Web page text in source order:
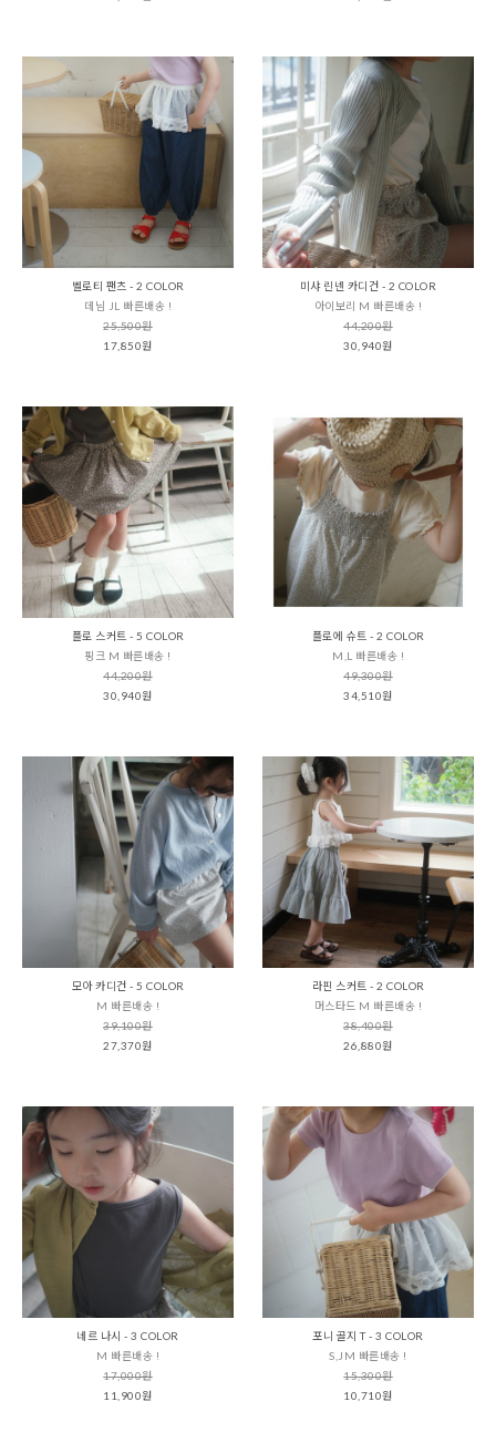
벨로티 팬츠 - 2 COLOR
데님 JL 빠른배송 !
25,500원
17,850원
미샤 린넨 카디건 - 2 COLOR
아이보리 M 빠른배송 !
44,200원
30,940원
플로 스커트 - 5 COLOR
핑크 M 빠른배송 !
44,200원
30,940원
플로에 슈트 - 2 COLOR
M,L 빠른배송 !
49,300원
34,510원
모아 카디건 - 5 COLOR
M 빠른배송 !
39,100원
27,370원
라핀 스커트 - 2 COLOR
머스타드 M 빠른배송 !
38,400원
26,880원
네르 나시 - 3 COLOR
M 빠른배송 !
17,000원
11,900원
포니 골지 T - 3 COLOR
S,JM 빠른배송 !
15,300원
10,710원